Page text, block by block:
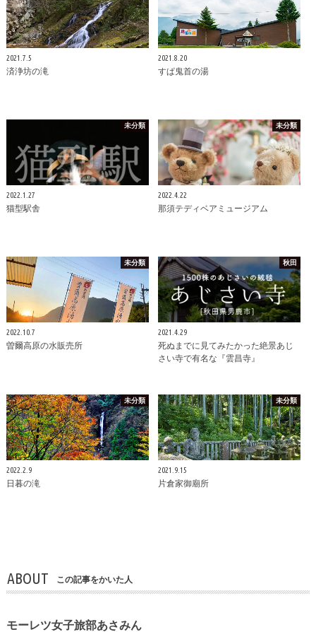
2021.7.5
済浄坊の滝
2021.8.20
すぱ鬼首の湯
未分類
2022.1.27
猫型駅舎
未分類
2022.4.22
那須テディベアミュージアム
未分類
2022.10.7
曽爾高原の水販売所
秋田
2021.4.29
死ぬまでに見てみたかった絶景あじ
さい寺で有名な『雲昌寺』
未分類
2022.2.9
日暮の滝
未分類
2021.9.15
片倉家御廟所
ABOUT この記事をかいた人
モーレツ女子旅部あさみん